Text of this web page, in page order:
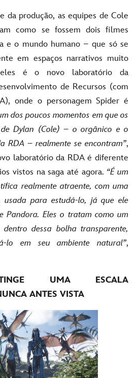
da produção, as equipes de Cole
como se fossem dois filmes
e o mundo humano – que só se
em espaços narrativos muito
é o novo laboratório da
de Recursos (com
onde o personagem Spider é
dos poucos momentos em que os
de Dylan (Cole) – o orgânico e o
RDA – realmente se encontram”,
laboratório da RDA é diferente
vistos na saga até agora. “É um
realmente atraente, com uma
usada para estudá-lo, já que ele
Pandora. Eles o tratam como um
dessa bolha transparente,
lo em seu ambiente natural”,
UMA ESCALA
ANTES VISTA